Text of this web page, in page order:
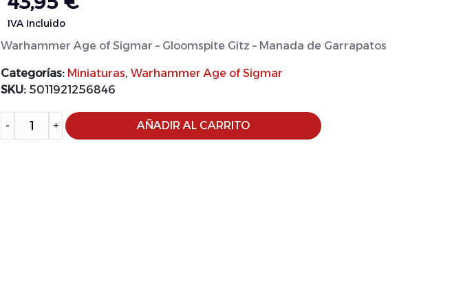
IVA Incluido
Warhammer Age of Sigmar – Gloomspite Gitz – Manada de Garrapatos
Categorías: Miniaturas, Warhammer Age of Sigmar
SKU: 5011921256846
- + AÑADIR AL CARRITO
Alternative: